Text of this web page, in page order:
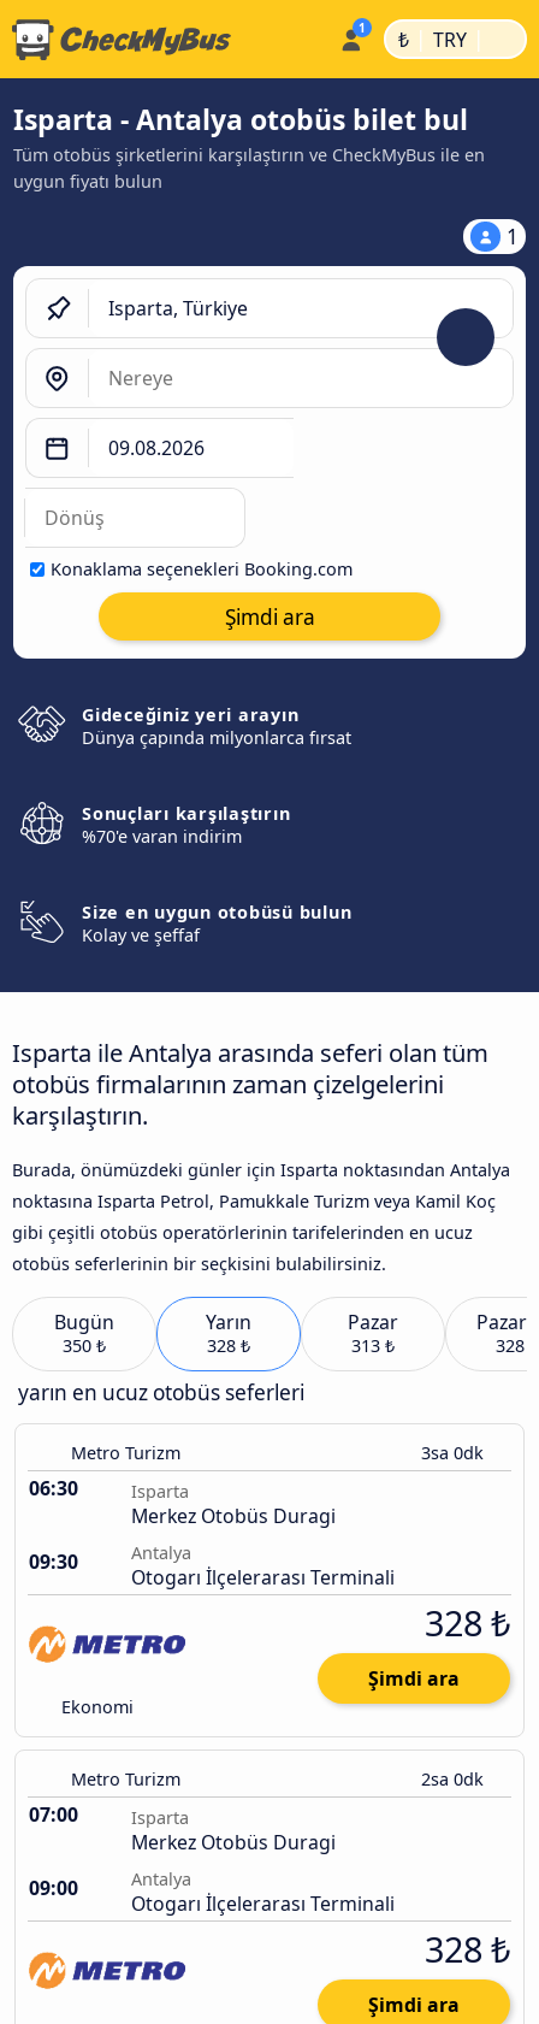
₺ | TRY |
Isparta - Antalya otobüs bilet bul
Tüm otobüs şirketlerini karşılaştırın ve CheckMyBus ile en
uygun fiyatı bulun
1
Konaklama seçenekleri Booking.com
Şimdi ara
Gideceğiniz yeri arayın
Dünya çapında milyonlarca fırsat
Sonuçları karşılaştırın
%70'e varan indirim
Size en uygun otobüsü bulun
Kolay ve şeffaf
Isparta ile Antalya arasında seferi olan tüm
otobüs firmalarının zaman çizelgelerini
karşılaştırın.
Burada, önümüzdeki günler için Isparta noktasından Antalya
noktasına Isparta Petrol, Pamukkale Turizm veya Kamil Koç
gibi çeşitli otobüs operatörlerinin tarifelerinden en ucuz
otobüs seferlerinin bir seçkisini bulabilirsiniz.
Bugün
350 ₺
Yarın
328 ₺
Pazar
313 ₺ 328 ₺
yarın en ucuz otobüs seferleri
Metro Turizm 3sa 0dk
06:30 Isparta
Merkez Otobüs Duragi
09:30
Antalya
Otogarı İlçelerarası Terminali
Ekonomi
328 ₺
Şimdi ara
Metro Turizm 2sa 0dk
07:00 Isparta
Merkez Otobüs Duragi
09:00
Antalya
Otogarı İlçelerarası Terminali
328 ₺
Şimdi ara